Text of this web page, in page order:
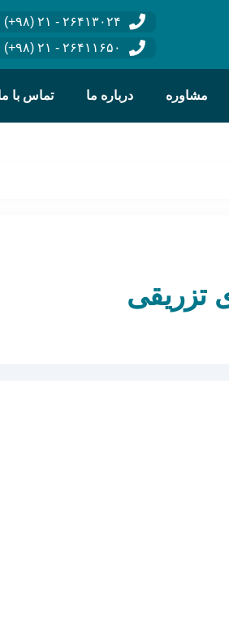
۲۶۴۱۳۰۲۴ - ۲۱ (۹۸+)
۲۶۴۱۱۶۵۰ - ۲۱ (۹۸+)
مشاوره درباره ما تماس با
تزریقی